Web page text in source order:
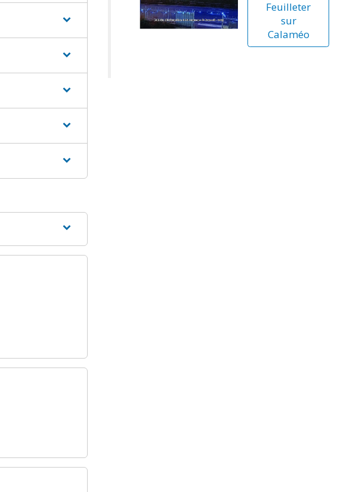
Feuilleter
sur
Calaméo